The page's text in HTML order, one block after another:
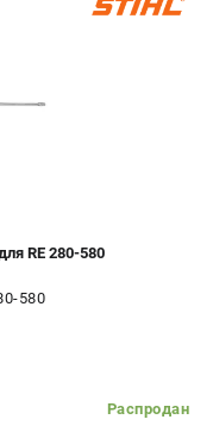
RE 280-580
580
Распродан